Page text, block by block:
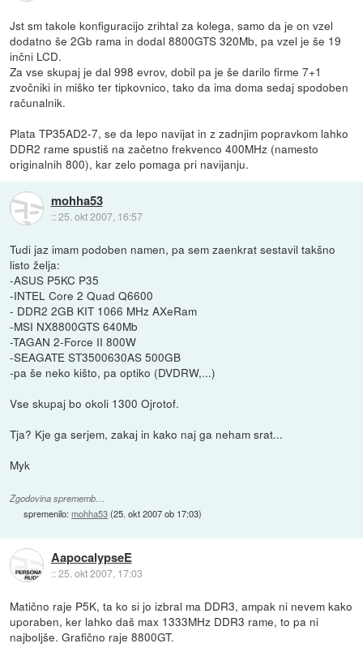
Jst sm takole konfiguracijo zrihtal za kolega, samo da je on vzel
dodatno še 2Gb rama in dodal 8800GTS 320Mb, pa vzel je še 19
inčni LCD.
Za vse skupaj je dal 998 evrov, dobil pa je še darilo firme 7+1
zvočniki in miško ter tipkovnico, tako da ima doma sedaj spodoben
računalnik.
Plata TP35AD2-7, se da lepo navijat in z zadnjim popravkom lahko
DDR2 rame spustiš na začetno frekvenco 400MHz (namesto
originalnih 800), kar zelo pomaga pri navijanju.
mohha53
::25. okt 2007, 16:57
Tudi jaz imam podoben namen, pa sem zaenkrat sestavil takšno
listo želja:
-ASUS P5KC P35
-INTEL Core 2 Quad Q6600
- DDR2 2GB KIT 1066 MHz AXeRam
-MSI NX8800GTS 640Mb
-TAGAN 2-Force II 800W
-SEAGATE ST3500630AS 500GB
-pa še neko kišto, pa optiko (DVDRW,...)
Vse skupaj bo okoli 1300 Ojrotof.
Tja? Kje ga serjem, zakaj in kako naj ga neham srat...
Myk
Zgodovina sprememb…
spremenilo:mohha53(25. okt 2007 ob 17:03)
AapocalypseE
::25. okt 2007, 17:03
Matično raje P5K, ta ko si jo izbral ma DDR3, ampak ni nevem kako
uporaben, ker lahko daš max 1333MHz DDR3 rame, to pa ni
najboljše. Grafično raje 8800GT.